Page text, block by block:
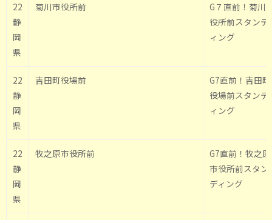
22
静
岡
県
菊川市役所前
G７直前！菊川
役所前スタンデ
ィング
22
静
岡
県
吉田町役場前
G7直前！吉田町
役場前スタンデ
ィング
22
静
岡
県
牧之原市役所前
G7直前！牧之原
市役所前スタン
ディング